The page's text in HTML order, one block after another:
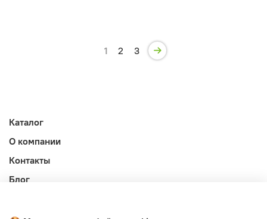
1 2 3
Каталог
О компании
Контакты
Блог